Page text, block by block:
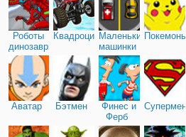
Роботы
динозавры
КвадроциклыМаленькие
машинки
Покемоны
Аватар Бэтмен
Финес и
Ферб
Супермен